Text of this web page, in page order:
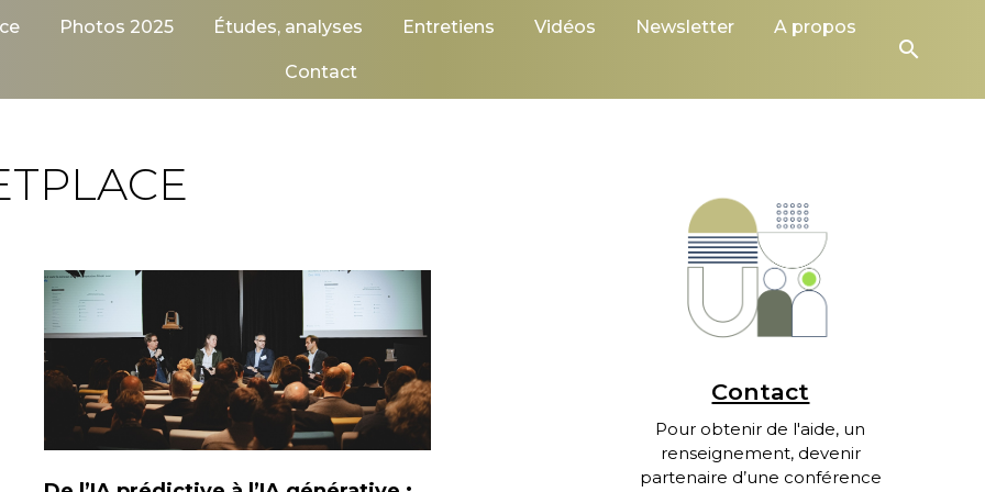
Photos 2025 Études, analyses Entretiens Vidéos Newsletter A propos
Contact
search
Contact
Pour obtenir de l'aide, un
renseignement, devenir
partenaire d’une conférence